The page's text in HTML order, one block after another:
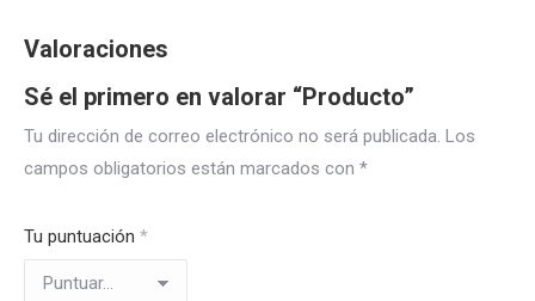
Valoraciones
Sé el primero en valorar “Producto”
Tu dirección de correo electrónico no será publicada. Los
campos obligatorios están marcados con *
Tu puntuación *